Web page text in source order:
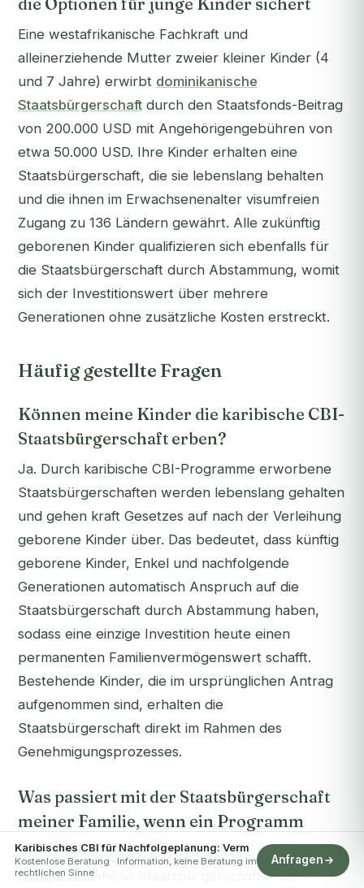
Eine westafrikanische Fachkraft und
alleinerziehende Mutter zweier kleiner Kinder (4
und 7 Jahre) erwirbt dominikanische
Staatsbürgerschaft durch den Staatsfonds-Beitrag
von 200.000 USD mit Angehörigengebühren von
etwa 50.000 USD. Ihre Kinder erhalten eine
Staatsbürgerschaft, die sie lebenslang behalten
und die ihnen im Erwachsenenalter visumfreien
Zugang zu 136 Ländern gewährt. Alle zukünftig
geborenen Kinder qualifizieren sich ebenfalls für
die Staatsbürgerschaft durch Abstammung, womit
sich der Investitionswert über mehrere
Generationen ohne zusätzliche Kosten erstreckt.
Häufig gestellte Fragen
Können meine Kinder die karibische CBI-
Staatsbürgerschaft erben?
Ja. Durch karibische CBI-Programme erworbene
Staatsbürgerschaften werden lebenslang gehalten
und gehen kraft Gesetzes auf nach der Verleihung
geborene Kinder über. Das bedeutet, dass künftig
geborene Kinder, Enkel und nachfolgende
Generationen automatisch Anspruch auf die
Staatsbürgerschaft durch Abstammung haben,
sodass eine einzige Investition heute einen
permanenten Familienvermögenswert schafft.
Bestehende Kinder, die im ursprünglichen Antrag
aufgenommen sind, erhalten die
Staatsbürgerschaft direkt im Rahmen des
Genehmigungsprozesses.
Was passiert mit der Staatsbürgerschaft
meiner Familie, wenn ein Programm
geschlossen wird?
Bereits verliehene Staatsbürgerschaften sind
Karibisches CBI für Nachfolgeplanung: Verm
Kostenlose Beratung · Information, keine Beratung im
rechtlichen Sinne
Anfragen